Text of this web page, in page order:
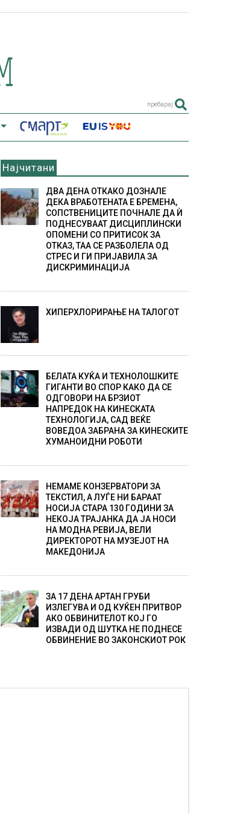
пребарај
Најчитани
ДВА ДЕНА ОТКАКО ДОЗНАЛЕ
ДЕКА ВРАБОТЕНАТА Е БРЕМЕНА,
СОПСТВЕНИЦИТЕ ПОЧНАЛЕ ДА Ѝ
ПОДНЕСУВААТ ДИСЦИПЛИНСКИ
ОПОМЕНИ СО ПРИТИСОК ЗА
ОТКАЗ, ТАА СЕ РАЗБОЛЕЛА ОД
СТРЕС И ГИ ПРИЈАВИЛА ЗА
ДИСКРИМИНАЦИЈА
ХИПЕРХЛОРИРАЊЕ НА ТАЛОГОТ
БЕЛАТА КУЌА И ТЕХНОЛОШКИТЕ
ГИГАНТИ ВО СПОР КАКО ДА СЕ
ОДГОВОРИ НА БРЗИОТ
НАПРЕДОК НА КИНЕСКАТА
ТЕХНОЛОГИЈА, САД ВЕЌЕ
ВОВЕДОА ЗАБРАНА ЗА КИНЕСКИТЕ
ХУМАНОИДНИ РОБОТИ
НЕМАМЕ КОНЗЕРВАТОРИ ЗА
ТЕКСТИЛ, А ЛУЃЕ НИ БАРААТ
НОСИЈА СТАРА 130 ГОДИНИ ЗА
НЕКОЈА ТРАЈАНКА ДА ЈА НОСИ
НА МОДНА РЕВИЈА, ВЕЛИ
ДИРЕКТОРОТ НА МУЗЕЈОТ НА
МАКЕДОНИЈА
ЗА 17 ДЕНА АРТАН ГРУБИ
ИЗЛЕГУВА И ОД КУЌЕН ПРИТВОР
АКО ОБВИНИТЕЛОТ КОЈ ГО
ИЗВАДИ ОД ШУТКА НЕ ПОДНЕСЕ
ОБВИНЕНИЕ ВО ЗАКОНСКИОТ РОК